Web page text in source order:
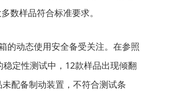
数样品符合标准要求。
动态使用安全备受关注。在参照
定性测试中，12款样品出现倾翻
配备制动装置，不符合测试条